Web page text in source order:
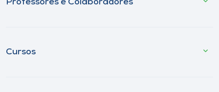
Professores e Colaboradores
Cursos